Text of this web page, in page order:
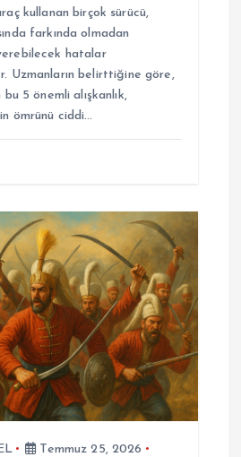
kullanan birçok sürücü,
farkında olmadan
hatalar
Uzmanların belirttiğine göre,
bu 5 önemli alışkanlık,
ömrünü ciddi…
Temmuz 25, 2026